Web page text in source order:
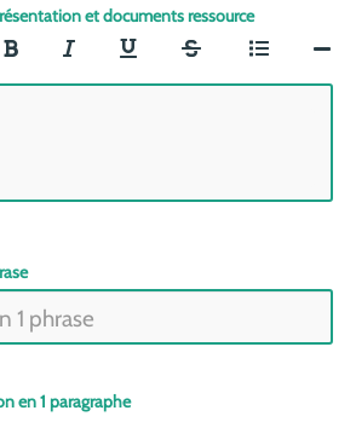
et documents ressource
en 1 paragraphe